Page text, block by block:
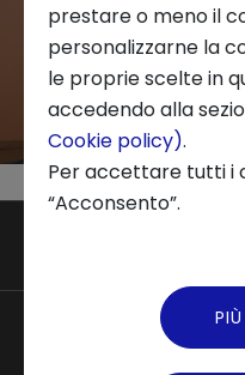
Applied research
prestare o meno il
personalizzarne la
le proprie scelte in
accedendo alla
Cookie policy).
Per accettare tutti i
“Acconsento”.